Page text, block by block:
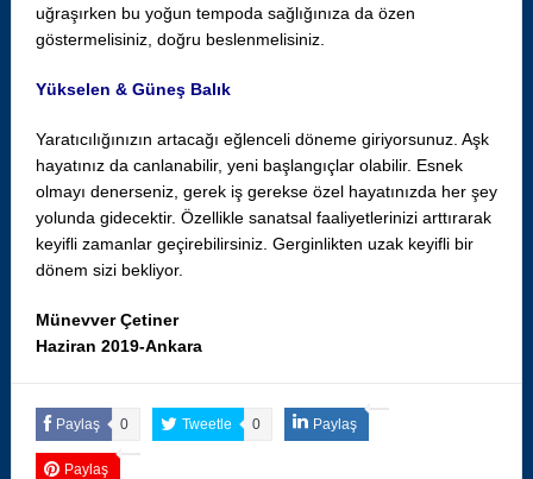
uğraşırken bu yoğun tempoda sağlığınıza da özen
göstermelisiniz, doğru beslenmelisiniz.
Yükselen & Güneş Balık
Yaratıcılığınızın artacağı eğlenceli döneme giriyorsunuz. Aşk
hayatınız da canlanabilir, yeni başlangıçlar olabilir. Esnek
olmayı denerseniz, gerek iş gerekse özel hayatınızda her şey
yolunda gidecektir. Özellikle sanatsal faaliyetlerinizi arttırarak
keyifli zamanlar geçirebilirsiniz. Gerginlikten uzak keyifli bir
dönem sizi bekliyor.
Münevver Çetiner
Haziran 2019-Ankara
Paylaş 0 Tweetle 0 Paylaş
Paylaş